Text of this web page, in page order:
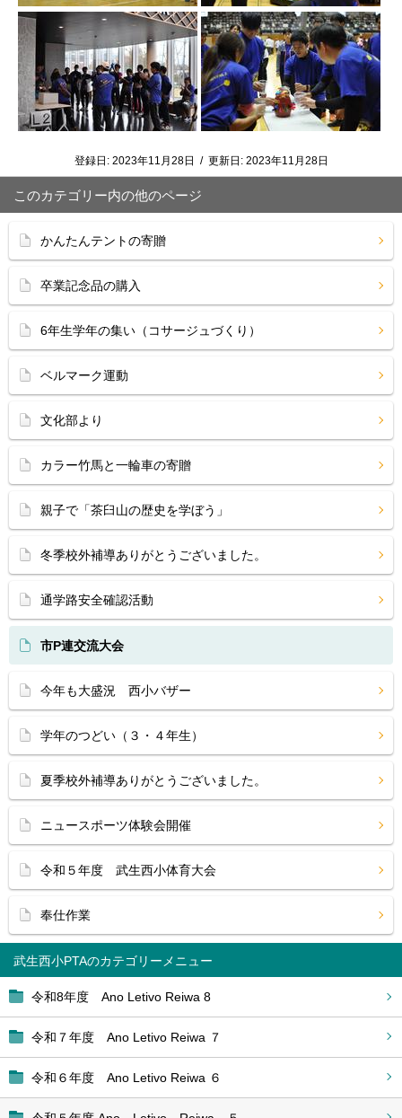
武生西小PTA
令和8年度 Ano Letivo Reiwa 8
令和７年度 Ano Letivo Reiwa ７
令和６年度 Ano Letivo Reiwa ６
登録日: 2023年11月28日 / 更新日: 2023年11月28日
このカテゴリー内の他のページ
かんたんテントの寄贈
卒業記念品の購入
6年生学年の集い（コサージュづくり）
ベルマーク運動
文化部より
カラー竹馬と一輪車の寄贈
親子で「茶臼山の歴史を学ぼう」
冬季校外補導ありがとうございました。
通学路安全確認活動
市P連交流大会
今年も大盛況 西小バザー
学年のつどい（３・４年生）
夏季校外補導ありがとうございました。
ニュースポーツ体験会開催
令和５年度 武生西小体育大会
奉仕作業